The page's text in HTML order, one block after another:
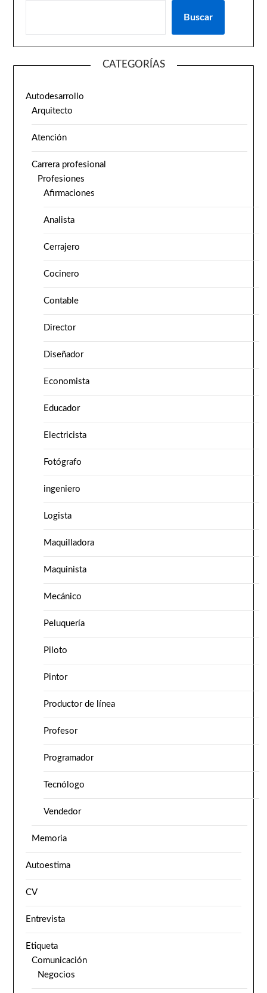
Buscar
CATEGORÍAS
Autodesarrollo
Arquitecto
Atención
Carrera profesional
Profesiones
Afirmaciones
Analista
Cerrajero
Cocinero
Contable
Director
Diseñador
Economista
Educador
Electricista
Fotógrafo
ingeniero
Logista
Maquilladora
Maquinista
Mecánico
Peluquería
Piloto
Pintor
Productor de línea
Profesor
Programador
Tecnólogo
Vendedor
Memoria
Autoestima
CV
Entrevista
Etiqueta
Comunicación
Negocios